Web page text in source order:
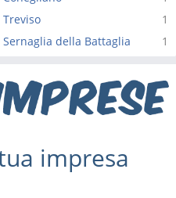
1
1
della Battaglia
impresa